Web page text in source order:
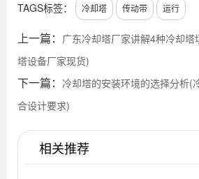
TAGS标签：
冷却塔 传动带 运行
上一篇： 广东冷却塔厂家讲解4种冷却
塔设备厂家现货)
下一篇： 冷却塔的安装环境的选择分析(
合设计要求)
相关推荐